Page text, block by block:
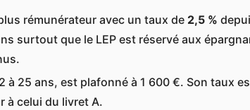
rémunérateur avec un taux de 2,5 %
surtout que le LEP est réservé aux
à 25 ans, est plafonné à 1 600 €. Son taux
à celui du livret A.